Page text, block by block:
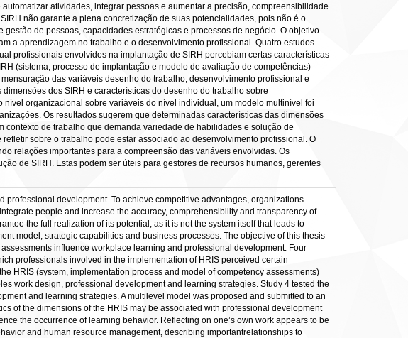
atividades, integrar pessoas e aumentar a precisão, compreensibilidade
não garante a plena concretização de suas potencialidades, pois não é o
de pessoas, capacidades estratégicas e processos de negócio. O objetivo
a aprendizagem no trabalho e o desenvolvimento profissional. Quatro estudos
profissionais envolvidos na implantação de SIRH percebiam certas características
(sistema, processo de implantação e modelo de avaliação de competências)
das variáveis desenho do trabalho, desenvolvimento profissional e
dos SIRH e características do desenho do trabalho sobre
organizacional sobre variáveis do nível individual, um modelo multinível foi
Os resultados sugerem que determinadas características das dimensões
de trabalho que demanda variedade de habilidades e solução de
sobre o trabalho pode estar associado ao desenvolvimento profissional. O
relações importantes para a compreensão das variáveis envolvidas. Os
de SIRH. Estas podem ser úteis para gestores de recursos humanos, gerentes
development. To achieve competitive advantages, organizations
people and increase the accuracy, comprehensibility and transparency of
the full realization of its potential, as it is not the system itself that leads to
model, strategic capabilities and business processes. The objective of this thesis
influence workplace learning and professional development. Four
professionals involved in the implementation of HRIS perceived certain
HRIS (system, implementation process and model of competency assessments)
work design, professional development and learning strategies. Study 4 tested the
and learning strategies. A multilevel model was proposed and submitted to an
of the dimensions of the HRIS may be associated with professional development
the occurrence of learning behavior. Reflecting on one’s own work appears to be
and human resource management, describing importantrelationships to